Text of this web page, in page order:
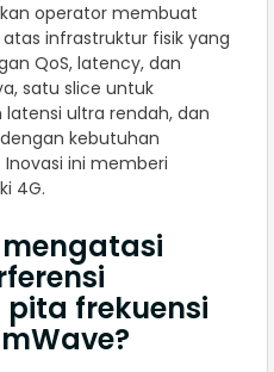
operator membuat
infrastruktur fisik yang
QoS, latency, dan
satu slice untuk
ultra rendah, dan
kebutuhan
ini memberi
4G.
frekuensi